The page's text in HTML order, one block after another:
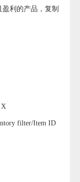
利的产品，复制
X
filter/Item ID